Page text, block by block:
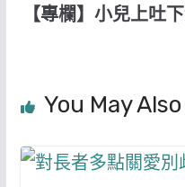
【專欄】小兒上吐
You May